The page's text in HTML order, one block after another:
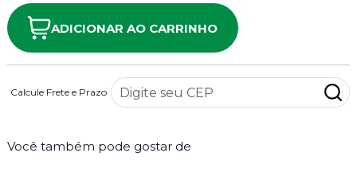
ADICIONAR AO CARRINHO
Calcule Frete e Prazo
Você também pode gostar de